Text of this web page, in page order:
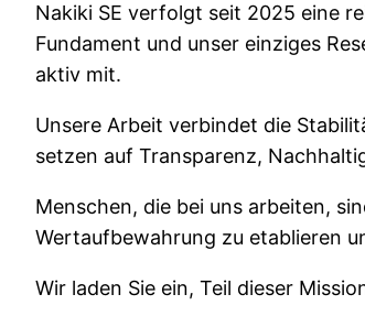
Nakiki SE verfolgt seit 2025 eine
Fundament und unser einziges
aktiv mit.
Unsere Arbeit verbindet die
setzen auf Transparenz,
Menschen, die bei uns arbeiten,
Wertaufbewahrung zu etablieren
Wir laden Sie ein, Teil dieser